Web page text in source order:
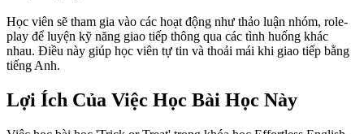
Học viên sẽ tham gia vào các hoạt động như thảo luận nhóm, role-
play để luyện kỹ năng giao tiếp thông qua các tình huống khác
nhau. Điều này giúp học viên tự tin và thoải mái khi giao tiếp bằng
tiếng Anh.
Lợi Ích Của Việc Học Bài Học Này